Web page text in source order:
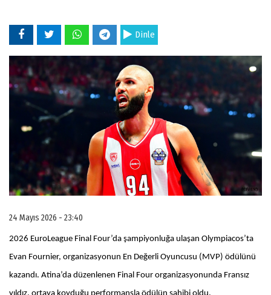
Dinle
24 Mayıs 2026 - 23:40
2026 EuroLeague Final Four’da şampiyonluğa ulaşan Olympiacos’ta
Evan Fournier, organizasyonun En Değerli Oyuncusu (MVP) ödülünü
kazandı. Atina’da düzenlenen Final Four organizasyonunda Fransız